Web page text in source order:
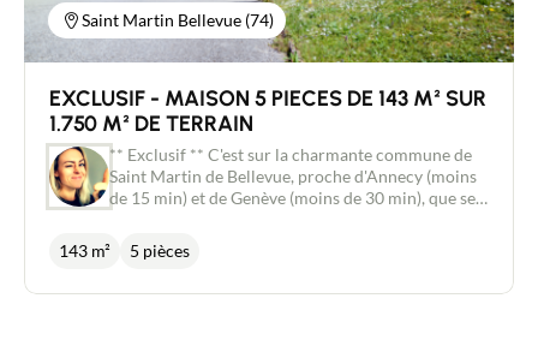
Saint Martin Bellevue (74)
EXCLUSIF - MAISON 5 PIECES DE 143 M² SUR
1.750 M² DE TERRAIN
** Exclusif ** C'est sur la charmante commune de
Saint Martin de Bellevue, proche d'Annecy (moins
de 15 min) et de Genève (moins de 30 min), que se
Le cadre bucolique de ce bien avec vue dominante
sur les collines environnantes vous laissera
143 m² 5 pièces